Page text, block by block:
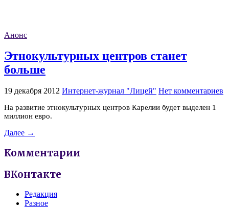
Анонс
Этнокультурных центров станет
больше
19 декабря 2012 Интернет-журнал "Лицей" Нет комментариев
На развитие этнокультурных центров Карелии будет выделен 1
миллион евро.
Далее →
Комментарии
ВКонтакте
Редакция
Разное